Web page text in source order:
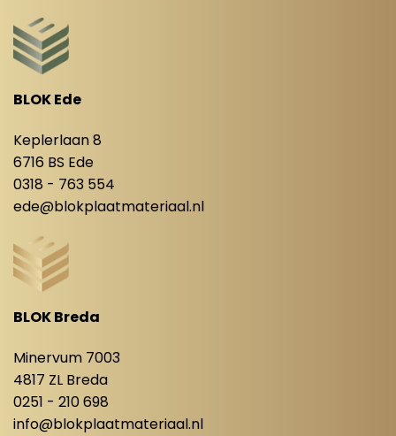
BLOK Ede
Keplerlaan 8
6716 BS Ede
0318 - 763 554
ede@blokplaatmateriaal.nl
BLOK Breda
Minervum 7003
4817 ZL Breda
0251 - 210 698
info@blokplaatmateriaal.nl